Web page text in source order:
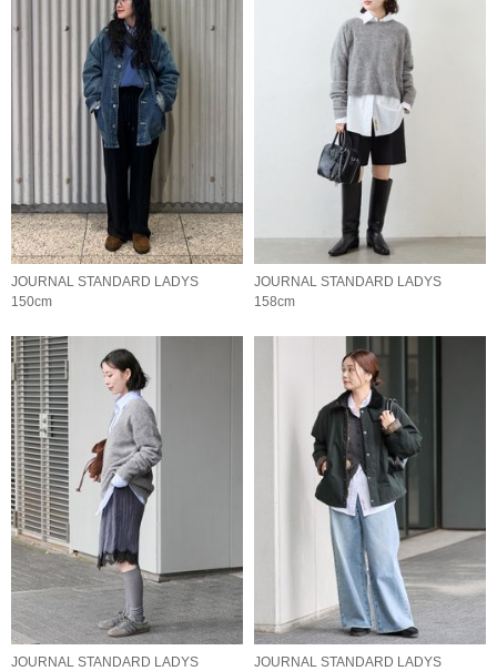
JOURNAL STANDARD LADYS
150cm
JOURNAL STANDARD LADYS
158cm
JOURNAL STANDARD LADYS
JOURNAL STANDARD LADYS